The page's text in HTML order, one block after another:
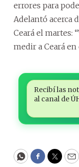
errores para
Adelantó acerca
Ceará el martes:
medir a Ceará
Recibí las
al canal de
WhatsApp
Facebook